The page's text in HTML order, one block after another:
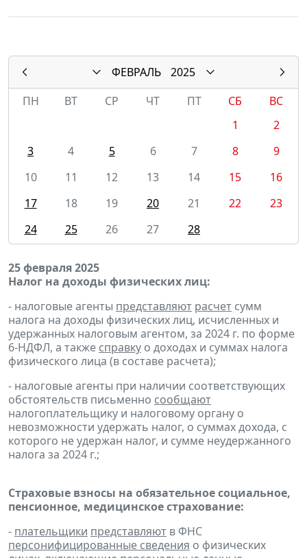
ФЕВРАЛЬ
2025
ПН
ВТ СР ЧТ ПТ СБ
ВС
1
2
3
4 5 6 7 8
9
10
11 12 13 14 15
16
17
18 19 20 21 22
23
24
25 26 27 28
25 февраля 2025
Налог на доходы физических лиц:
- налоговые агенты представляют расчет сумм
налога на доходы физических лиц, исчисленных и
удержанных налоговым агентом, за 2024 г. по форме
6-НДФЛ, а также справку о доходах и суммах налога
физического лица (в составе расчета);
- налоговые агенты при наличии соответствующих
обстоятельств письменно сообщают
налогоплательщику и налоговому органу о
невозможности удержать налог, о суммах дохода, с
которого не удержан налог, и сумме неудержанного
налога за 2024 г.;
Страховые взносы на обязательное социальное,
пенсионное, медицинское страхование:
- плательщики представляют в ФНС
персонифицированные сведения о физических